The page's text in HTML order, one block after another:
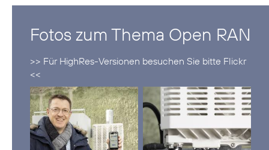
Fotos zum Thema Open RAN
>> Für HighRes-Versionen besuchen Sie bitte Flickr
<<